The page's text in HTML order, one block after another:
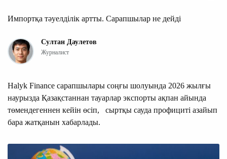
Импортқа тәуелділік артты. Сарапшылар не дейді
Султан Даулетов
Журналист
Halyk Finance сарапшылары соңғы шолуында 2026 жылғы
наурызда Қазақстаннан тауарлар экспорты ақпан айында
төмендегеннен кейін өсіп, сыртқы сауда профициті азайып
бара жатқанын хабарлады.